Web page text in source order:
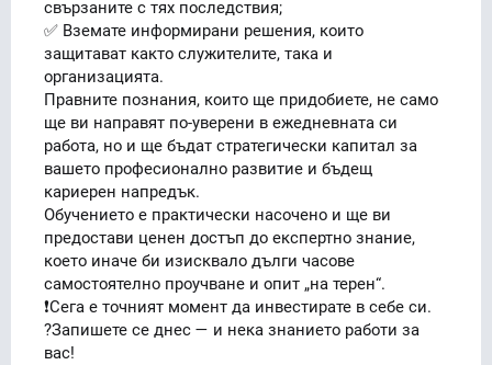
свързаните с тях последствия;
✅ Вземате информирани решения, които
защитават както служителите, така и
организацията.
Правните познания, които ще придобиете, не само
ще ви направят по-уверени в ежедневната си
работа, но и ще бъдат стратегически капитал за
вашето професионално развитие и бъдещ
кариерен напредък.
Обучението е практически насочено и ще ви
предостави ценен достъп до експертно знание,
което иначе би изисквало дълги часове
самостоятелно проучване и опит „на терен“.
❗️Сега е точният момент да инвестирате в себе си.
?Запишете се днес — и нека знанието работи за
вас!